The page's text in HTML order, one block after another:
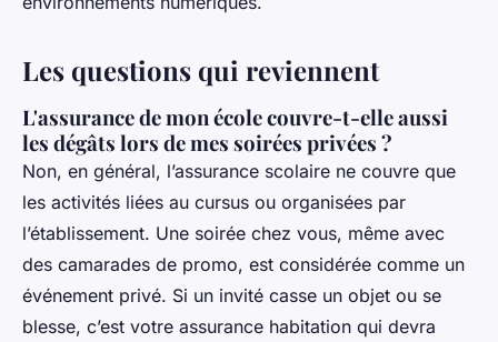
Les questions qui reviennent
L'assurance de mon école couvre-t-elle aussi
les dégâts lors de mes soirées privées ?
Non, en général, l’assurance scolaire ne couvre que
les activités liées au cursus ou organisées par
l’établissement. Une soirée chez vous, même avec
des camarades de promo, est considérée comme un
événement privé. Si un invité casse un objet ou se
blesse, c’est votre assurance habitation qui devra